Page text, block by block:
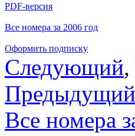
PDF-версия
Все номера за 2006 год
Оформить подписку
Следующий
Предыдущий
Все номера